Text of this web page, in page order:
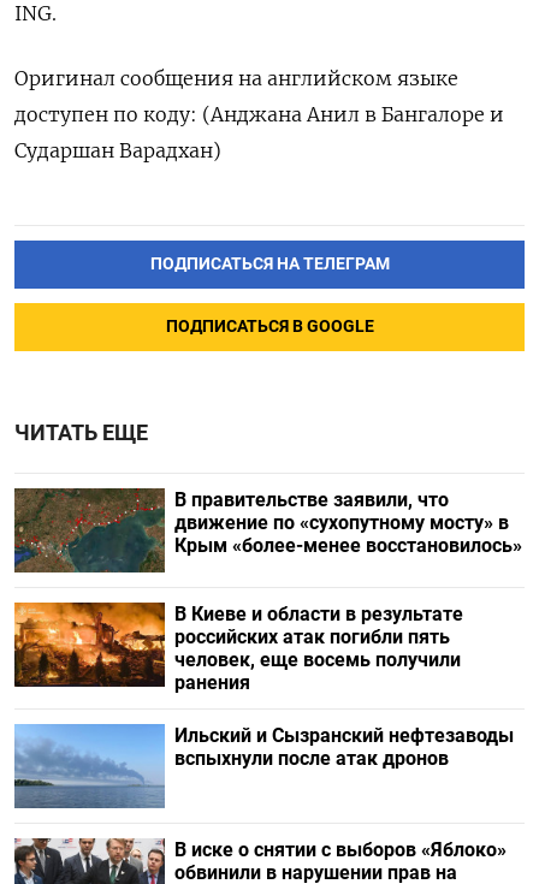
ING.
Оригинал сообщения на английском языке
доступен по коду: (Анджана Анил в Бангалоре и
Сударшан Варадхан)
ПОДПИСАТЬСЯ НА ТЕЛЕГРАМ
ПОДПИСАТЬСЯ В GOOGLE
ЧИТАТЬ ЕЩЕ
В правительстве заявили, что
движение по «сухопутному мосту» в
Крым «более-менее восстановилось»
В Киеве и области в результате
российских атак погибли пять
человек, еще восемь получили
ранения
Ильский и Сызранский нефтезаводы
вспыхнули после атак дронов
В иске о снятии с выборов «Яблоко»
обвинили в нарушении прав на